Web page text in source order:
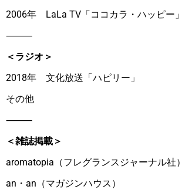
2006年 LaLa TV「ココカラ・ハッピー」
⸻
＜ラジオ＞
2018年 文化放送「ハピリー」
その他
⸻
＜雑誌掲載＞
aromatopia（フレグランスジャーナル社）
an・an（マガジンハウス）